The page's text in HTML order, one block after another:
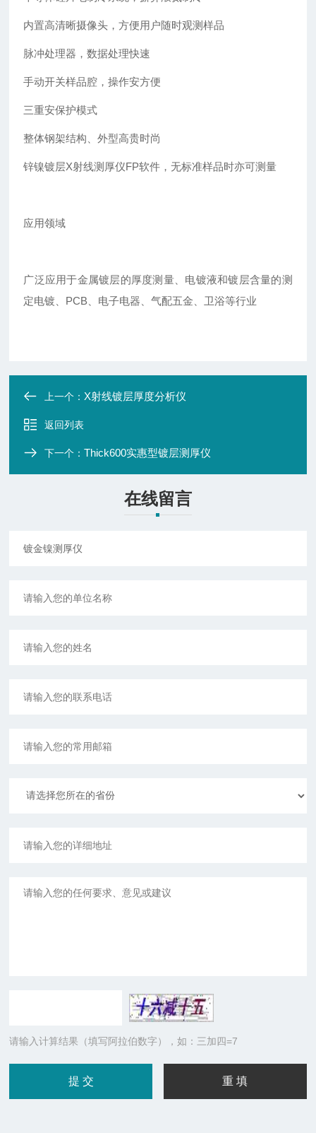
内置高清晰摄像头，方便用户随时观测样品
脉冲处理器，数据处理快速
手动开关样品腔，操作安方便
三重安保护模式
整体钢架结构、外型高贵时尚
锌镍镀层X射线测厚仪FP软件，无标准样品时亦可测量
应用领域
广泛应用于金属镀层的厚度测量、电镀液和镀层含量的测
定电镀、PCB、电子电器、气配五金、卫浴等行业
上一个： X射线镀层厚度分析仪
返回列表
下一个：Thick600实惠型镀层测厚仪
在线留言
请输入计算结果（填写阿拉伯数字），如：三加四=7